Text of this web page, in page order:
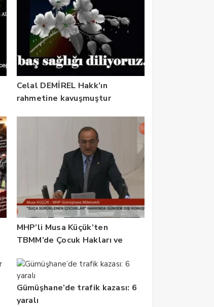
Celal DEMİREL Hakk’ın
rahmetine kavuşmuştur
MHP’li Musa Küçük’ten
TBMM’de Çocuk Hakları ve
Gümüşhane’de trafik kazası: 6
yaralı